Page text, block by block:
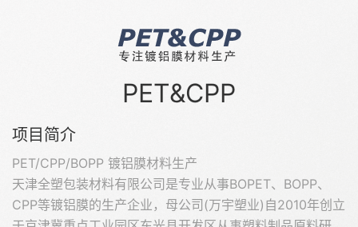
PET&CPP
项目简介
PET/CPP/BOPP 镀铝膜材料生产
天津全塑包装材料有限公司是专业从事BOPET、BOPP、
CPP等镀铝膜的生产企业，母公司(万宇塑业)自2010年创立